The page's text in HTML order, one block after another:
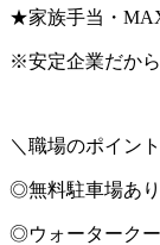
★家族手当・
※安定企業だか
＼職場のポイン
◎無料駐車場あり
◎ウォータークー